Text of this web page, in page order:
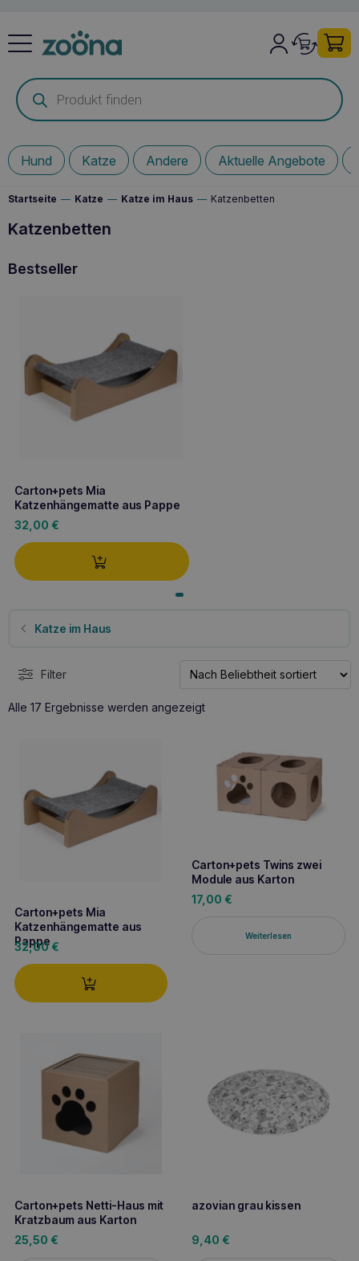
Products
search
Hund Katze Andere Aktuelle Angebote
Startseite — Katze — Katze im Haus — Katzenbetten
Katzenbetten
Bestseller
Carton+pets Mia
Katzenhängematte aus Pappe
32,00 €
Katze im Haus
Filter
Alle 17 Ergebnisse werden angezeigtNach
Carton+pets Mia
Katzenhängematte aus
Pappe
32,00€
Carton+pets Twins zwei
Module aus Karton
17,00 €
Weiterlesen
Carton+pets Netti-Haus mit
Kratzbaum aus Karton
25,50 €
azovian grau kissen
9,40 €